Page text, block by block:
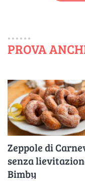
PROVA
Zeppole di
senza
Bimby